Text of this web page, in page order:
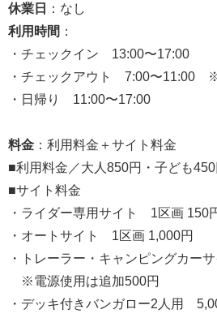
休業日
：なし
利用時間 ：
・チェックイン 13:00〜17:00
・チェックアウト 7:00〜11:00
・日帰り 11:00〜17:00
料金 ：利用料金＋サイト料金
■利用料金／大人850円・子ども
■サイト料金
・ライダー専用サイト 1区画 150
・オートサイト 1区画 1,000円
・トレーラー・キャンピングカー
※電源使用は追加500円
・デッキ付きバンガロー2人用